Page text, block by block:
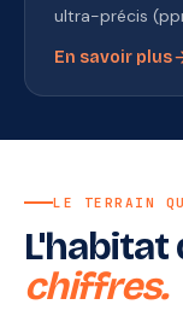
ultra-précis
En savoir plus
LE TERRAIN
L'habitat
chiffres.